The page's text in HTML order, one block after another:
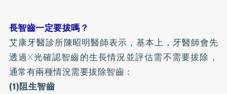
長智齒一定要拔嗎？
艾康牙醫診所陳昭明醫師表示，基本上，牙醫師會先
透過X光確認智齒的生長情況並評估需不需要拔除，
通常有兩種情況需要拔除智齒：
(1)阻生智齒